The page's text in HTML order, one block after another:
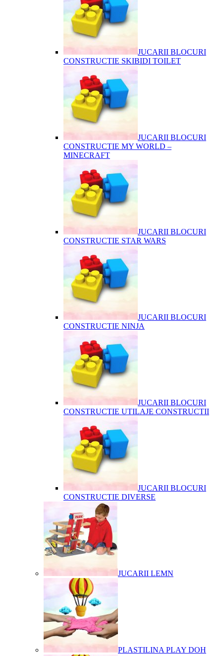
JUCARII BLOCURI
CONSTRUCTIE SKIBIDI TOILET
JUCARII BLOCURI
CONSTRUCTIE MY WORLD –
MINECRAFT
JUCARII BLOCURI
CONSTRUCTIE STAR WARS
JUCARII BLOCURI
CONSTRUCTIE NINJA
JUCARII BLOCURI
CONSTRUCTIE UTILAJE CONSTRUCTII
JUCARII BLOCURI
CONSTRUCTIE DIVERSE
JUCARII LEMN
PLASTILINA PLAY DOH